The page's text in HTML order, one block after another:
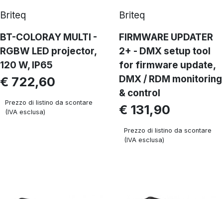
Briteq
BT-COLORAY MULTI -
RGBW LED projector,
120 W, IP65
€ 722,60
Prezzo di listino da scontare
(IVA esclusa)
Briteq
FIRMWARE UPDATER
2+ - DMX setup tool
for firmware update,
DMX / RDM monitoring
& control
€ 131,90
Prezzo di listino da scontare
(IVA esclusa)